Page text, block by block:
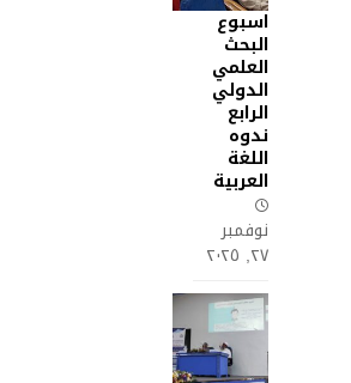
اسبوع
البحث
العلمي
الدولي
الرابع
ندوه
اللغة
العربية
نوفمبر
٢٧, ٢٠٢٥